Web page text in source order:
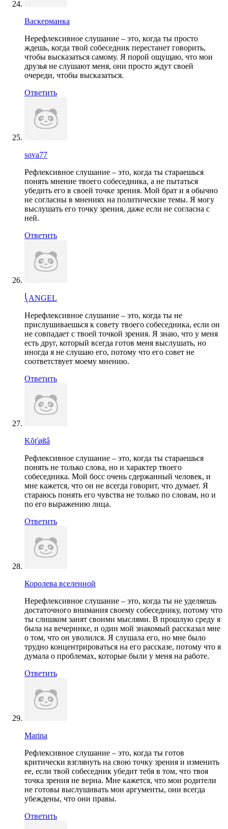
Васкерманка
Нерефлексивное слушание – это, когда ты просто
ждешь, когда твой собеседник перестанет говорить,
чтобы высказаться самому. Я порой ощущаю, что мои
друзья не слушают меня, они просто ждут своей
очереди, чтобы высказаться.
Ответить
sova77
Рефлексивное слушание – это, когда ты стараешься
понять мнение твоего собеседника, а не пытаться
убедить его в своей точке зрения. Мой брат и я обычно
не согласны в мнениях на политические темы. Я могу
выслушать его точку зрения, даже если не согласна с
ней.
Ответить
⎝ANGEL
Нерефлексивное слушание – это, когда ты не
прислушиваешься к совету твоего собеседника, если он
не совпадает с твоей точкой зрения. Я знаю, что у меня
есть друг, который всегда готов меня выслушать, но
иногда я не слушаю его, потому что его совет не
соответствует моему мнению.
Ответить
Kõťøßâ
Рефлексивное слушание – это, когда ты стараешься
понять не только слова, но и характер твоего
собеседника. Мой босс очень сдержанный человек, и
мне кажется, что он не всегда говорит, что думает. Я
стараюсь понять его чувства не только по словам, но и
по его выражению лица.
Ответить
Королева вселенной
Нерефлексивное слушание – это, когда ты не уделяешь
достаточного внимания своему собеседнику, потому что
ты слишком занят своими мыслями. В прошлую среду я
была на вечеринке, и один мой знакомый рассказал мне
о том, что он уволился. Я слушала его, но мне было
трудно концентрироваться на его рассказе, потому что я
думала о проблемах, которые были у меня на работе.
Ответить
Marina
Рефлексивное слушание – это, когда ты готов
критически взглянуть на свою точку зрения и изменить
ее, если твой собеседник убедит тебя в том, что твоя
точка зрения не верна. Мне кажется, что мои родители
не готовы выслушивать мои аргументы, они всегда
убеждены, что они правы.
Ответить